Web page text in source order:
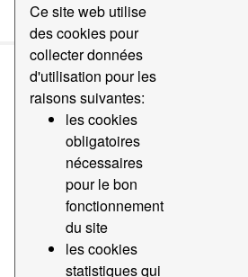
Ce site web utilise
des cookies pour
collecter données
d'utilisation pour les
raisons suivantes:
les cookies
obligatoires
nécessaires
pour le bon
fonctionnement
du site
les cookies
statistiques qui
Datasets
Order by
1 jeu de données trouvé
Tags: 2021